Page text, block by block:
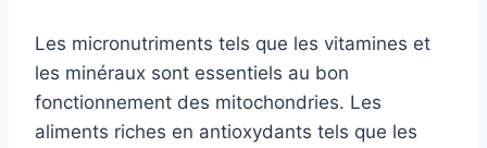
Les micronutriments tels que les vitamines et
les minéraux sont essentiels au bon
fonctionnement des mitochondries. Les
aliments riches en antioxydants tels que les